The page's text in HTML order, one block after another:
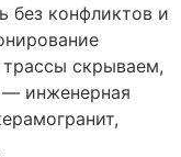
без конфликтов и
скрываем,
— инженерная